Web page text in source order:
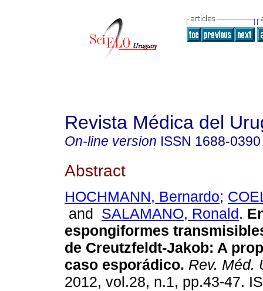
Revista Médica del
On-line version ISSN 1688-0390
Abstract
HOCHMANN, Bernardo;
and SALAMANO, Ronald.
espongiformes
de Creutzfeldt-Jakob: A
caso esporádico. Rev. Méd.
2012, vol.28, n.1, pp.43-47.